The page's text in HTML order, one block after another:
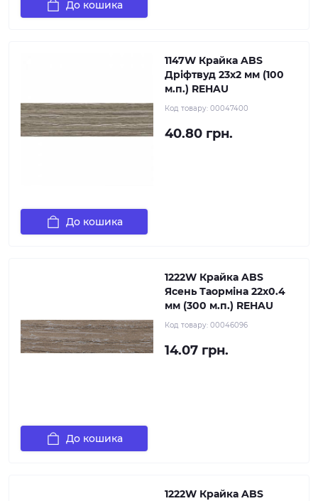
До кошика
1147W Крайка ABS
Дріфтвуд 23х2 мм (100
м.п.) REHAU
Код товару: 00047400
40.80 грн.
До кошика
1222W Крайка ABS
Ясень Таорміна 22х0.4
мм (300 м.п.) REHAU
Код товару: 00046096
14.07 грн.
До кошика
1222W Крайка ABS